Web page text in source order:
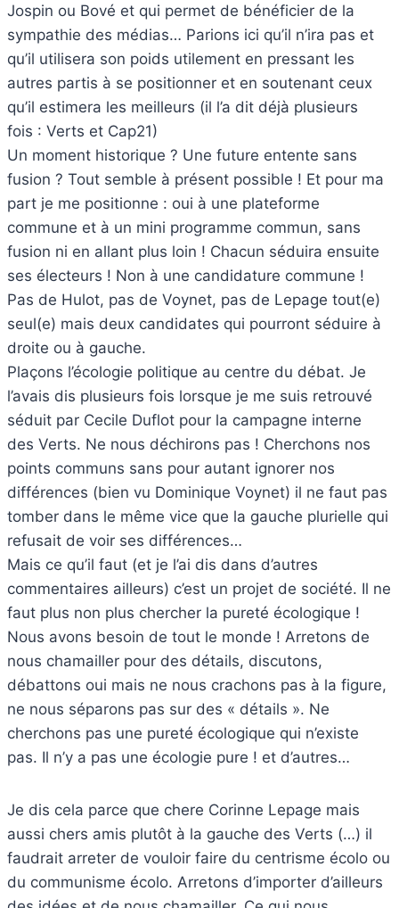
Jospin ou Bové et qui permet de bénéficier de la
sympathie des médias… Parions ici qu’il n’ira pas et
qu’il utilisera son poids utilement en pressant les
autres partis à se positionner et en soutenant ceux
qu’il estimera les meilleurs (il l’a dit déjà plusieurs
fois : Verts et Cap21)
Un moment historique ? Une future entente sans
fusion ? Tout semble à présent possible ! Et pour ma
part je me positionne : oui à une plateforme
commune et à un mini programme commun, sans
fusion ni en allant plus loin ! Chacun séduira ensuite
ses électeurs ! Non à une candidature commune !
Pas de Hulot, pas de Voynet, pas de Lepage tout(e)
seul(e) mais deux candidates qui pourront séduire à
droite ou à gauche.
Plaçons l’écologie politique au centre du débat. Je
l’avais dis plusieurs fois lorsque je me suis retrouvé
séduit par Cecile Duflot pour la campagne interne
des Verts. Ne nous déchirons pas ! Cherchons nos
points communs sans pour autant ignorer nos
différences (bien vu Dominique Voynet) il ne faut pas
tomber dans le même vice que la gauche plurielle qui
refusait de voir ses différences…
Mais ce qu’il faut (et je l’ai dis dans d’autres
commentaires ailleurs) c’est un projet de société. Il ne
faut plus non plus chercher la pureté écologique !
Nous avons besoin de tout le monde ! Arretons de
nous chamailler pour des détails, discutons,
débattons oui mais ne nous crachons pas à la figure,
ne nous séparons pas sur des « détails ». Ne
cherchons pas une pureté écologique qui n’existe
pas. Il n’y a pas une écologie pure ! et d’autres…
Je dis cela parce que chere Corinne Lepage mais
aussi chers amis plutôt à la gauche des Verts (…) il
faudrait arreter de vouloir faire du centrisme écolo ou
du communisme écolo. Arretons d’importer d’ailleurs